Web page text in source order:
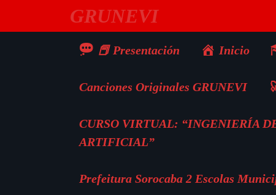
GRUNEVI
📕 Presentación Inicio
Canciones Originales GRUNEVI
CURSO VIRTUAL: “INGENIERÍA
ARTIFICIAL”
Prefeitura Sorocaba 2 Escolas